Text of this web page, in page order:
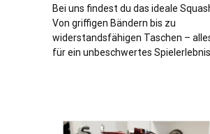
Bei uns findest du das ideale
Von griffigen Bändern bis zu
widerstandsfähigen Taschen –
für ein unbeschwertes